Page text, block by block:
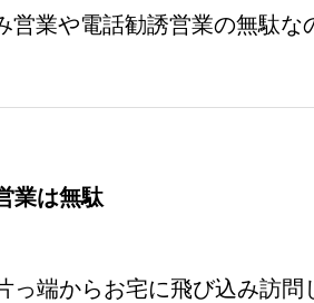
営業や電話勧誘営業の無駄な
業は無駄
っ端からお宅に飛び込み訪